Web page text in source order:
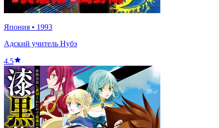
Япония • 1993
Адский учитель Нубэ
4.5